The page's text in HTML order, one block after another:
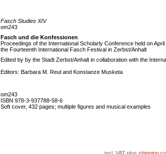
Fasch Studies XIV
om243
Fasch und die Konfessionen
Proceedings of the International Scholarly Conference held on
the Fourteenth International Fasch Festival in Zerbst/Anhalt
Edited by by the Stadt Zerbst/Anhalt in collaboration with the
Editors: Barbara M. Reul and Konstanze Musketa
om243
ISBN 978-3-937788-58-6
Soft cover, 432 pages; multiple figures and musical examples